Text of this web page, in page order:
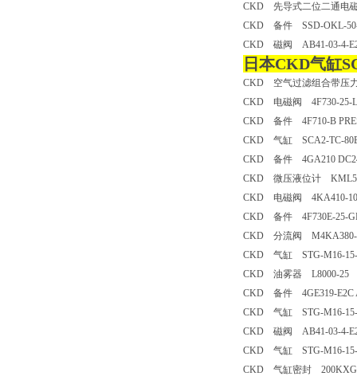
CKD 先导式二位二通电
CKD 备件 SSD-OKL-50-
CKD 磁阀 AB41-03-4-
日本CKD气缸
CKD 空气过滤组合带压
CKD 电磁阀 4F730-25-
CKD 备件 4F710-B
CKD 气缸 SCA2-TC-
CKD 备件 4GA210
CKD 微压液位计
CKD 电磁阀 4KA410-
CKD 备件 4F730E-25-
CKD 分流阀 M4KA380-
CKD 气缸 STG-M16-
CKD 油雾器 L8000-25
CKD 备件 4GE319-E2C
CKD 气缸 STG-M16-
CKD 磁阀 AB41-03-4-
CKD 气缸 STG-M16-
CKD 气缸密封 200KXG